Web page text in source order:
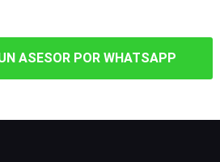
ASESOR POR WHATSAPP